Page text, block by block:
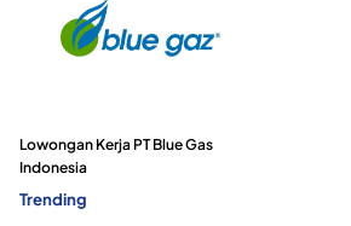
Lowongan Kerja PT Blue Gas
Indonesia
Trending